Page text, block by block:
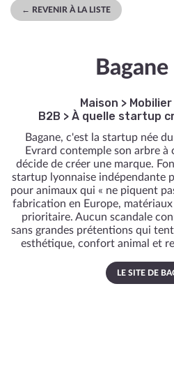
← REVENIR À LA LISTE
Bagane
Maison > Mobilier
B2B > À quelle startup
Bagane, c'est la startup née
Evrard contemple son arbre à
décide de créer une marque.
startup lyonnaise indépendante
pour animaux qui « ne piquent
fabrication en Europe,
prioritaire. Aucun scandale
sans grandes prétentions qui
esthétique, confort animal et
LE SITE DE